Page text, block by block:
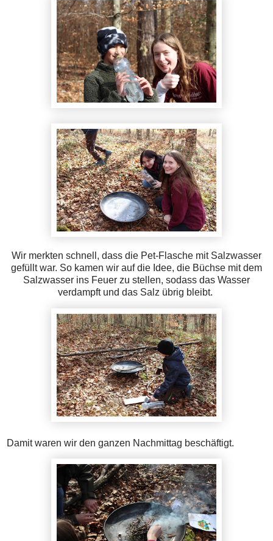
Wir merkten schnell, dass die Pet-Flasche mit Salzwasser
gefüllt war. So kamen wir auf die Idee, die Büchse mit dem
Salzwasser ins Feuer zu stellen, sodass das Wasser
verdampft und das Salz übrig bleibt.
Damit waren wir den ganzen Nachmittag beschäftigt.